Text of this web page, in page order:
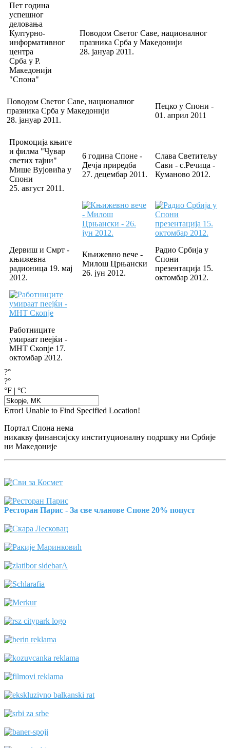
Пет година
успешног
деловања
Културно-
информативног
центра
Срба у Р.
Македонији
"Спона"
Поводом Светог Саве, националног
празника Срба у Македонији
28. јануар 2011.
Поводом Светог Саве, националног
празника Срба у Македонији
28. јануар 2011.
Пецко у Спони -
01. април 2011
Промоција књиге
и филма "Чувар
светих тајни"
Мише Вујовића у
Спони
25. август 2011.
6 година Споне -
Дечја приредба
27. децембар 2011.
Слава Светитељу
Сави - с.Речица -
Куманово 2012.
Дервиш и Смрт -
књижевна
радионица 19. мај
2012.
Књижевно вече -
Милош Црњански
26. јун 2012.
Радио Србија у
Спони
презентација 15.
октомбар 2012.
Работниците
умираат пеејќи -
МНТ Скопје 17.
октомбар 2012.
?°
?°
°F | °C
Error! Unable to Find Specified Location!
Портал Спона нема
никакву финансијску институционалну подршку ни Србије
ни Македоније
Ресторан Парис - За све чланове Споне 20% попуст